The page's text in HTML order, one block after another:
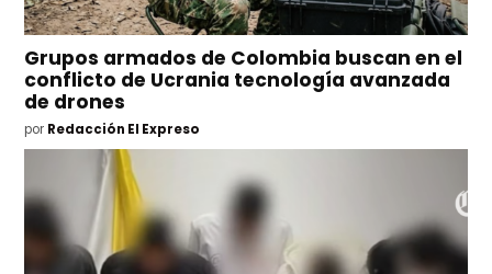
Grupos armados de Colombia buscan en el
conflicto de Ucrania tecnología avanzada
de drones
por Redacción El Expreso